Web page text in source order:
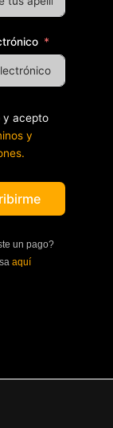
y acepto
y
un pago?
aquí